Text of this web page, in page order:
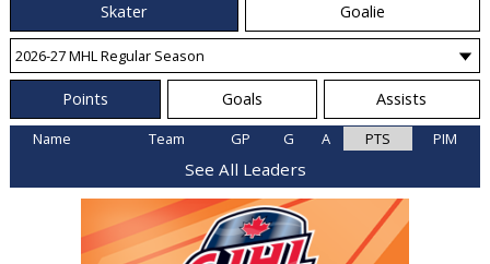
Skater Goalie
Points Goals Assists
Name Team GP G A PTS PIM
See All Leaders